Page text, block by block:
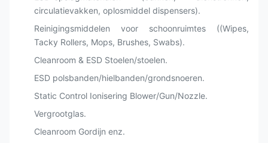
circulatievakken, oplosmiddel dispensers).
Reinigingsmiddelen voor schoonruimtes ((Wipes,
Tacky Rollers, Mops, Brushes, Swabs).
Cleanroom & ESD Stoelen/stoelen.
ESD polsbanden/hielbanden/grondsnoeren.
Static Control Ionisering Blower/Gun/Nozzle.
Vergrootglas.
Cleanroom Gordijn enz.